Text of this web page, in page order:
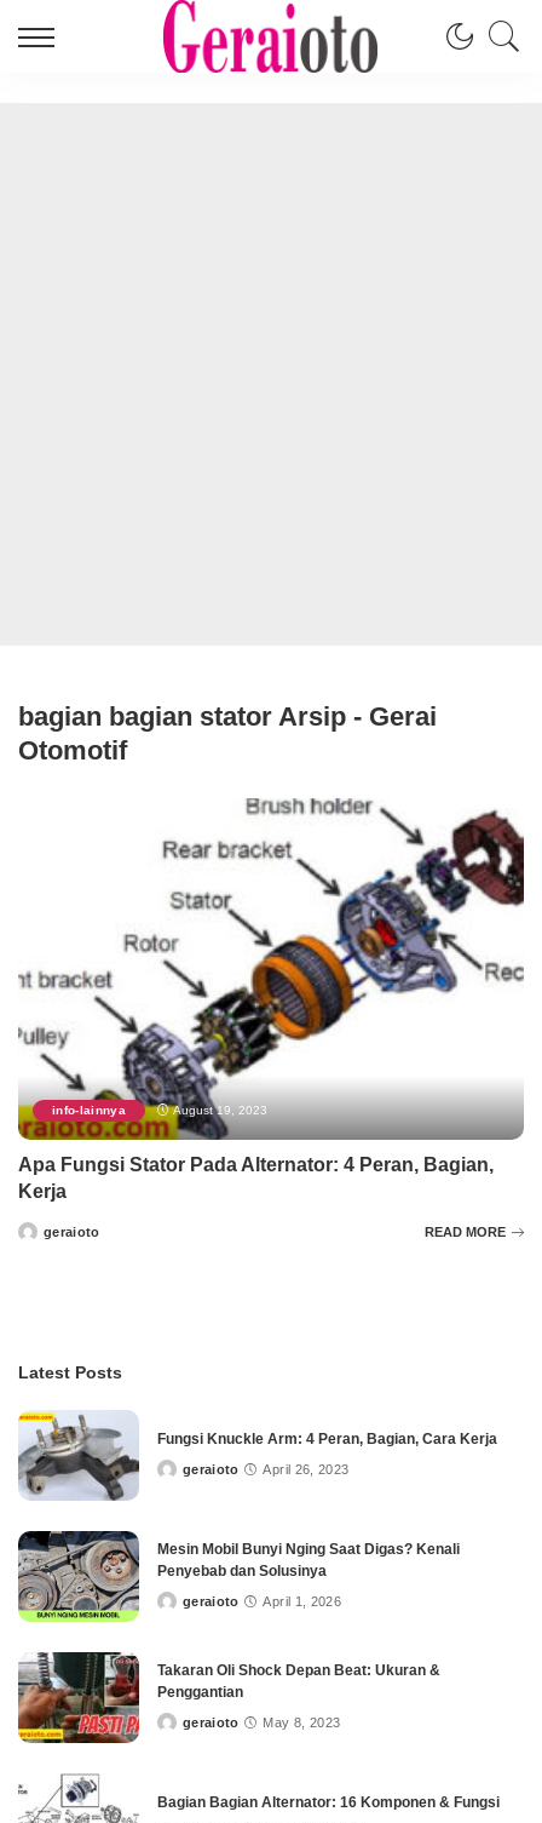
bagian bagian stator Arsip - Gerai
Otomotif
info-lainnya August 19, 2023
Apa Fungsi Stator Pada Alternator: 4 Peran, Bagian,
Kerja
Postedgeraioto READ MORE
Latest Posts
Fungsi Knuckle Arm: 4 Peran, Bagian, Cara Kerja
Postedgeraioto April 26, 2023
Mesin Mobil Bunyi Nging Saat Digas? Kenali
Penyebab dan Solusinya
Postedgeraioto April 1, 2026
Takaran Oli Shock Depan Beat: Ukuran &
Penggantian
Postedgeraioto May 8, 2023
Bagian Bagian Alternator: 16 Komponen & Fungsi